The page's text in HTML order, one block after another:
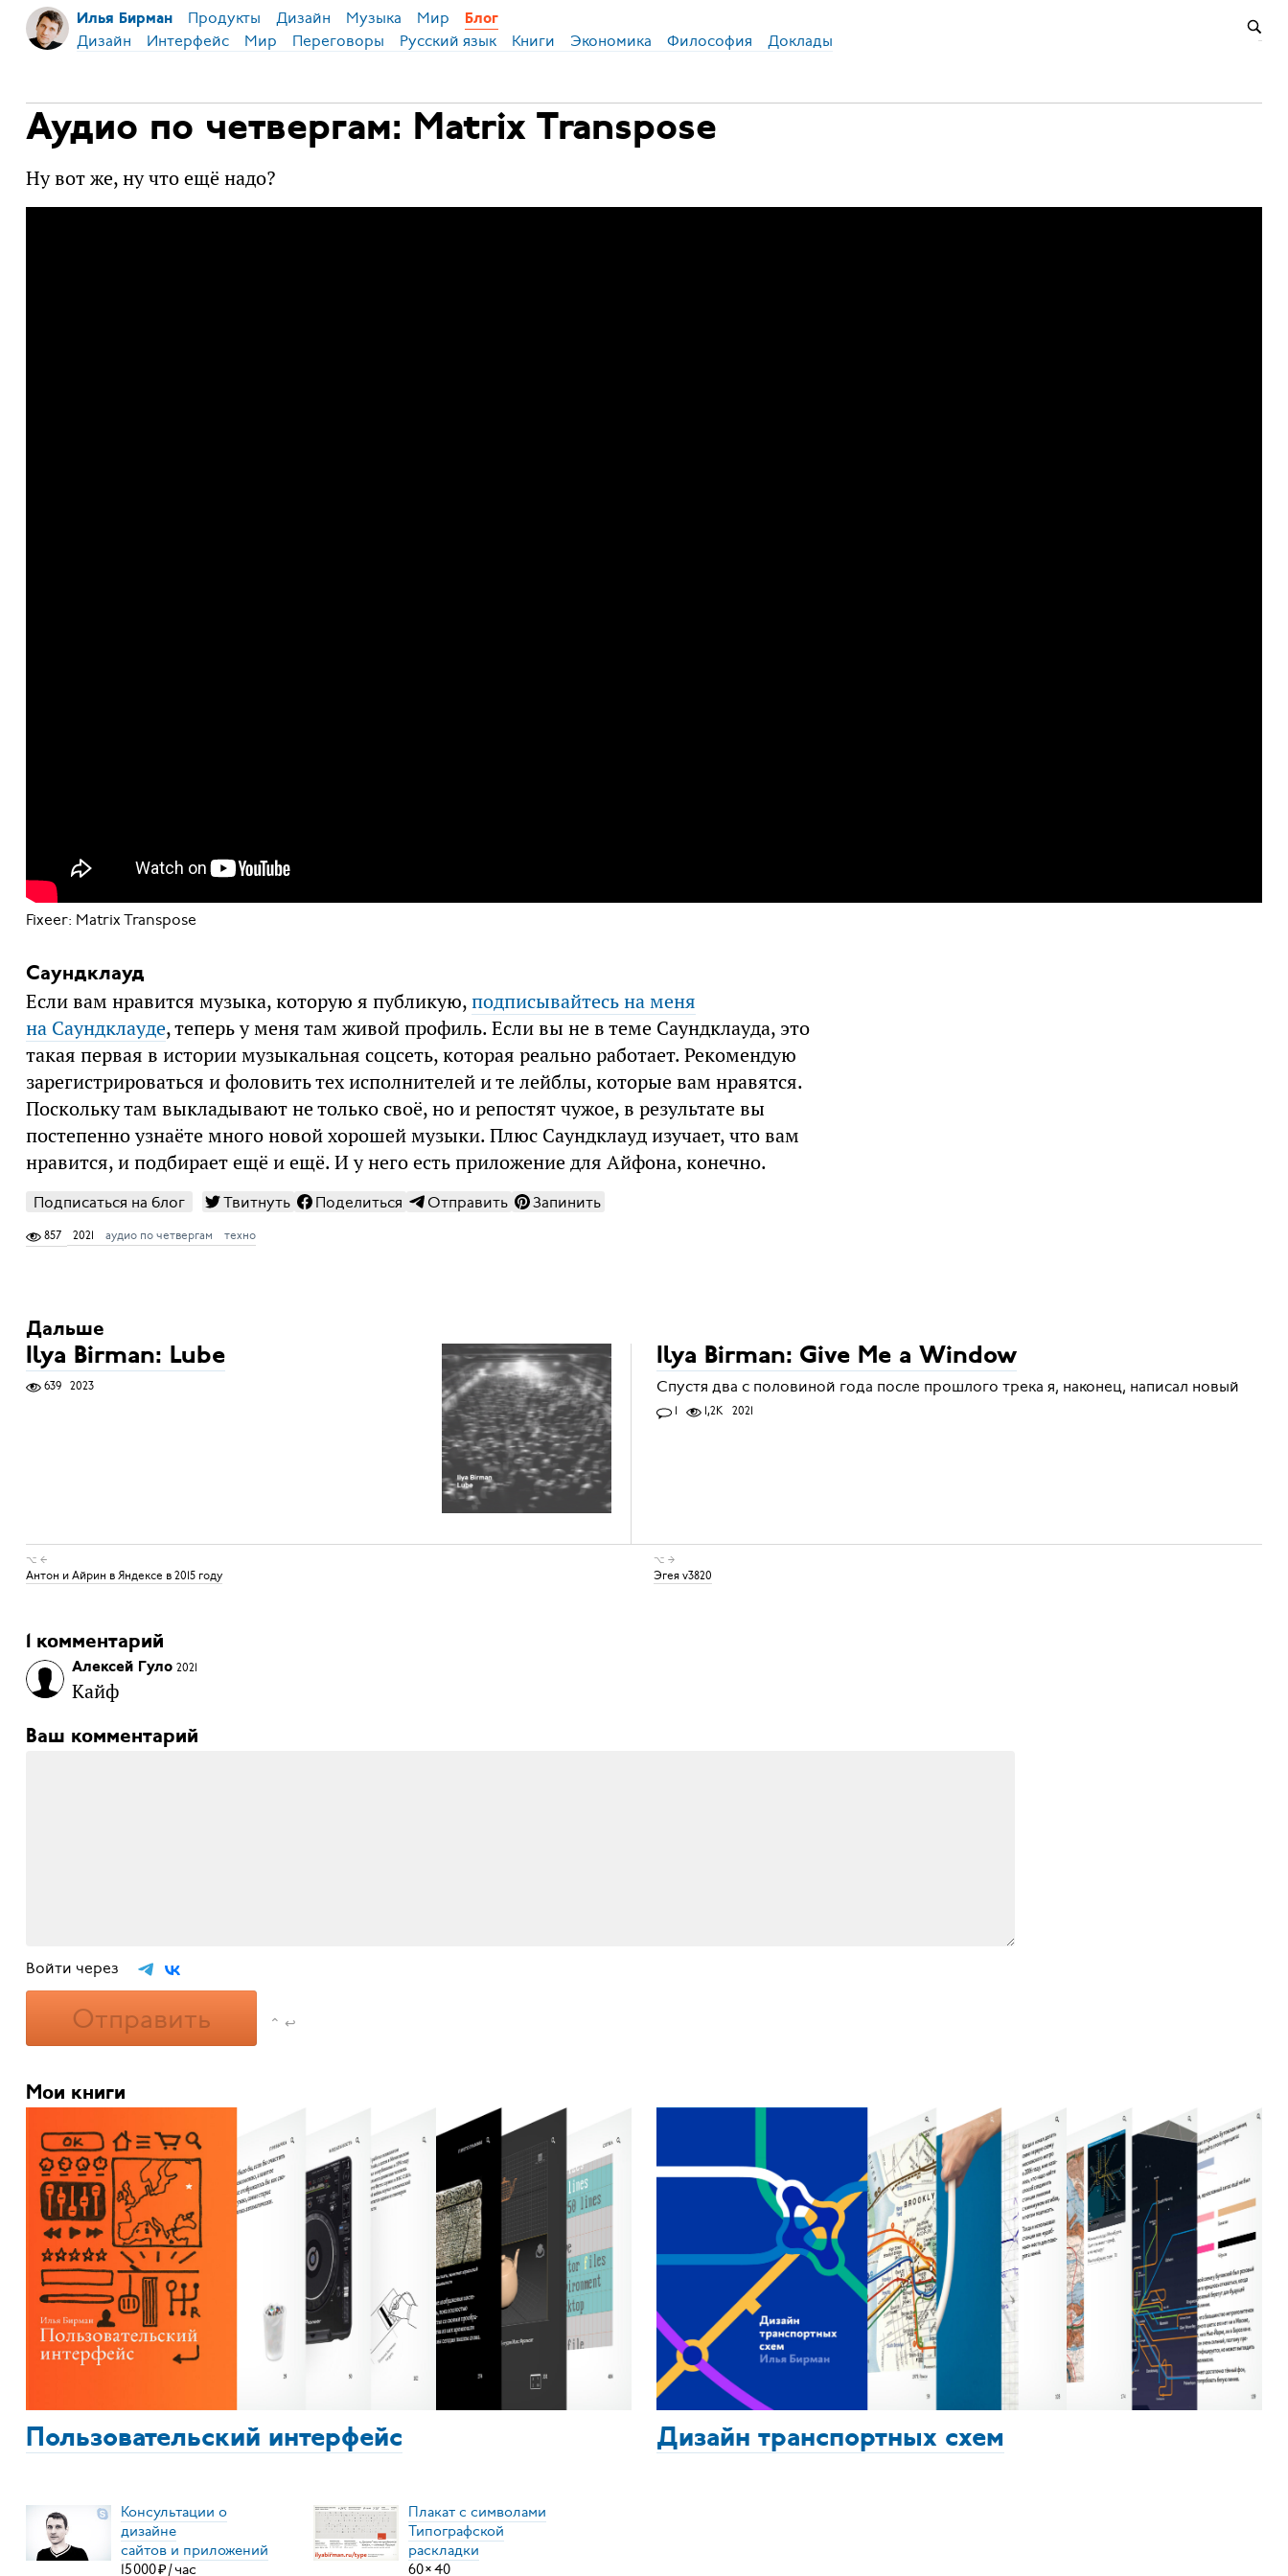
Илья Бирман Продукты Дизайн Музыка Мир Блог
Дизайн Интерфейс Мир Переговоры Русский язык Книги Экономика Философия Доклады
Аудио по четвергам: Matrix Transpose
Ну вот же, ну что ещё надо?
Fixeer: Matrix Transpose
Саундклауд
Если вам нравится музыка, которую я публикую,подписывайтесь на меня
на Саундклауде, теперь у меня там живой профиль. Если вы не в теме Саундклауда, это
такая первая в истории музыкальная соцсеть, которая реально работает. Рекомендую
зарегистрироваться и фоловить тех исполнителей и те лейблы, которые вам нравятся.
Поскольку там выкладывают не только своё, но и репостят чужое, в результате вы
постепенно узнаёте много новой хорошей музыки. Плюс Саундклауд изучает, что вам
нравится, и подбирает ещё и ещё. И у него есть приложение для Айфона, конечно.
Подписаться на блог Твитнуть Поделиться Отправить Запинить
857 2021 аудио по четвергам техно
Дальше
Ilya Birman: Lube
639 2023
Ilya Birman: Give Me a Window
Спустя два с половиной года после прошлого трека я, наконец, написал новый
1 1,2K 2021
⌥ ←
Антон и Айрин в Яндексе в 2015 году
⌥ →
Эгея v3820
1 комментарий
Алексей Гуло 2021
Кайф
Ваш комментарий
Войти через
Отправить ⌃ ↩
Мои книги
Пользовательский интерфейс Дизайн транспортных схем
Консультации о
дизайне
сайтов и приложений
15000₽/час
Плакат с символами
Типографской
раскладки
60×40